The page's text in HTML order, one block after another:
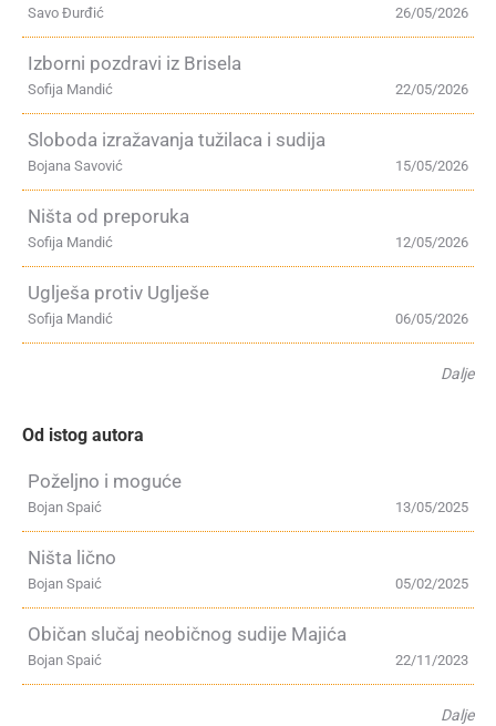
26/05/2026
Savo Đurđić
Izborni pozdravi iz Brisela
22/05/2026
Sofija Mandić
Sloboda izražavanja tužilaca i sudija
15/05/2026
Bojana Savović
Ništa od preporuka
12/05/2026
Sofija Mandić
Uglješa protiv Uglješe
06/05/2026
Sofija Mandić
Dalje
Od istog autora
Poželjno i moguće
13/05/2025
Bojan Spaić
Ništa lično
05/02/2025
Bojan Spaić
Običan slučaj neobičnog sudije Majića
22/11/2023
Bojan Spaić
Dalje